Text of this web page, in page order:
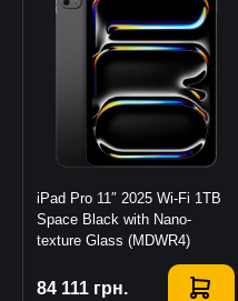
iPad Pro 11″ 2025 Wi-Fi 1TB
Space Black with Nano-
texture Glass (MDWR4)
84 111 грн.
Купити